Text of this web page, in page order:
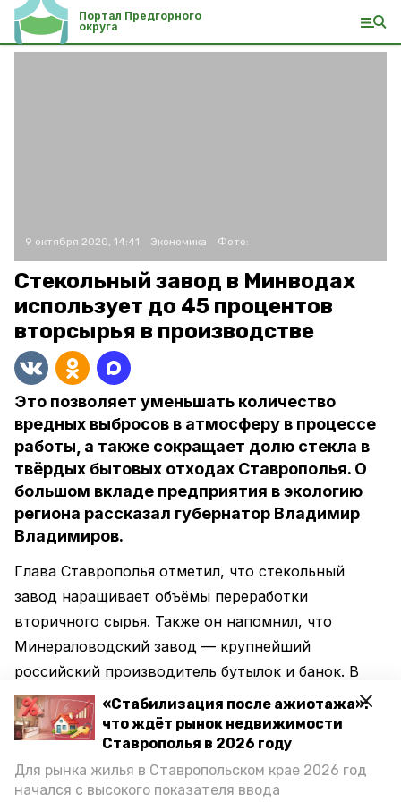
«Стабилизация после ажиотажа»:
что ждёт рынок недвижимости
Ставрополья в 2026 году
Для рынка жилья в Ставропольском крае 2026 год
начался с высокого показателя ввода
Портал Предгорного
округа
9 октября 2020, 14:41 Экономика Фото:
Стекольный завод в Минводах
использует до 45 процентов
вторсырья в производстве
Это позволяет уменьшать количество
вредных выбросов в атмосферу в процессе
работы, а также сокращает долю стекла в
твёрдых бытовых отходах Ставрополья. О
большом вкладе предприятия в экологию
региона рассказал губернатор Владимир
Владимиров.
Глава Ставрополья отметил, что стекольный
завод наращивает объёмы переработки
вторичного сырья. Также он напомнил, что
Минераловодский завод — крупнейший
российский производитель бутылок и банок. В
год предприятие выпускает свыше 470
миллионов единиц продукции. При этом в
составе одного сосуда может быть до 45
процентов вторсырья.